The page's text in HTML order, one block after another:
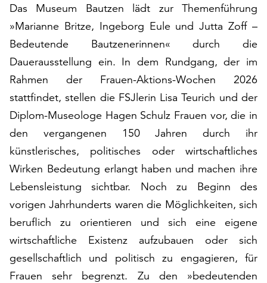
auf
„Alle
akzeptieren“,
alle
Cookies
zu
akzeptieren.
Sie
können
Ihr
Einverständnis
jederzeit
ändern
und
widerrufen.
steht
Ihnen
am
Das Museum Bautzen lädt zur Themenführung
»Marianne Britze, Ingeborg Eule und Jutta Zoff –
Bedeutende Bautzenerinnen« durch die
Dauerausstellung ein. In dem Rundgang, der im
Rahmen der Frauen-Aktions-Wochen 2026
stattfindet, stellen die FSJlerin Lisa Teurich und der
Diplom-Museologe Hagen Schulz Frauen vor, die in
den vergangenen 150 Jahren durch ihr
künstlerisches, politisches oder wirtschaftliches
Wirken Bedeutung erlangt haben und machen ihre
Lebensleistung sichtbar. Noch zu Beginn des
vorigen Jahrhunderts waren die Möglichkeiten, sich
beruflich zu orientieren und sich eine eigene
wirtschaftliche Existenz aufzubauen oder sich
gesellschaftlich und politisch zu engagieren, für
Frauen sehr begrenzt. Zu den »bedeutenden